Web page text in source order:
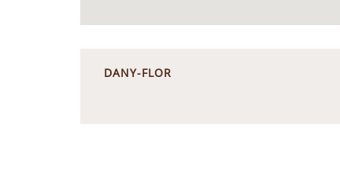
DANY-FLOR